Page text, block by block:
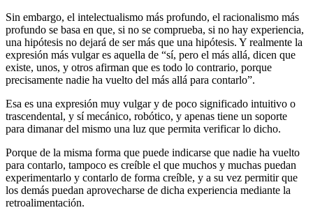
Sin embargo, el intelectualismo más profundo, el racionalismo más
profundo se basa en que, si no se comprueba, si no hay experiencia,
una hipótesis no dejará de ser más que una hipótesis. Y realmente la
expresión más vulgar es aquella de “sí, pero el más allá, dicen que
existe, unos, y otros afirman que es todo lo contrario, porque
precisamente nadie ha vuelto del más allá para contarlo”.
Esa es una expresión muy vulgar y de poco significado intuitivo o
trascendental, y sí mecánico, robótico, y apenas tiene un soporte
para dimanar del mismo una luz que permita verificar lo dicho.
Porque de la misma forma que puede indicarse que nadie ha vuelto
para contarlo, tampoco es creíble el que muchos y muchas puedan
experimentarlo y contarlo de forma creíble, y a su vez permitir que
los demás puedan aprovecharse de dicha experiencia mediante la
retroalimentación.